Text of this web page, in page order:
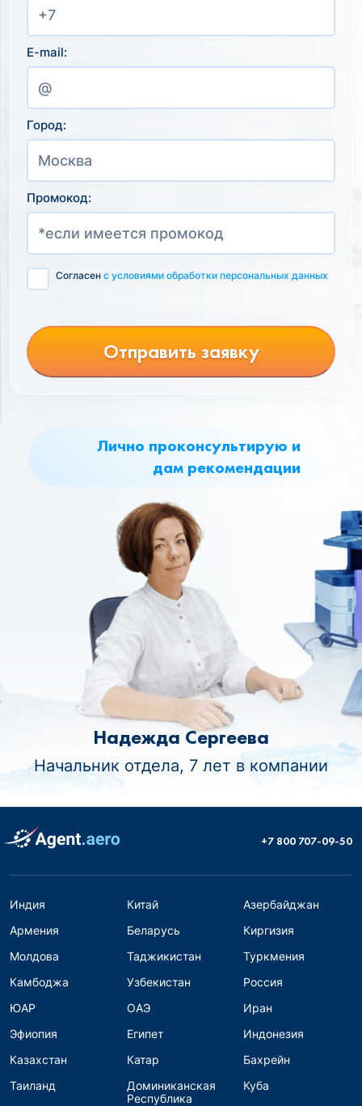
Лично проконсультирую и
дам рекомендации
Надежда Сергеева
Начальник отдела, 7 лет в компании
E-mail:
Город:
Промокод:
Согласен с условиями обработки персональных данных
Отправить заявку
+7 800 707-09-50
Индия Китай
Азербайджан
Армения
Беларусь
Киргизия
Молдова
Таджикистан
Туркмения
Камбоджа
Узбекистан
Россия
ЮАР
ОАЭ
Иран
Эфиопия
Египет
Индонезия
Казахстан
Катар
Бахрейн
Таиланд
Доминиканская
Республика
Куба